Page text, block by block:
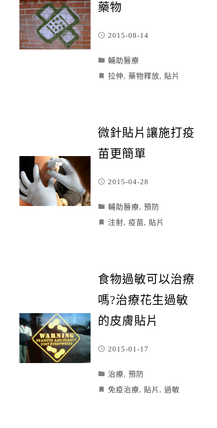
藥物
2015-08-14
輔助醫療
拉伸, 藥物釋放, 貼片
微針貼片讓施打疫
苗更簡單
2015-04-28
輔助醫療, 預防
注射, 疫苗, 貼片
食物過敏可以治療
嗎?治療花生過敏
的皮膚貼片
2015-01-17
治療, 預防
免疫治療, 貼片 , 過敏